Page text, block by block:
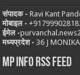
संपादक - Ravi Kant
मोबाइल -
ईमेल -
मध्यप्रदेश -36 J MONIKA
MP Info RSS Feed